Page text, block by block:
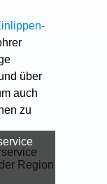
über
auch
zu